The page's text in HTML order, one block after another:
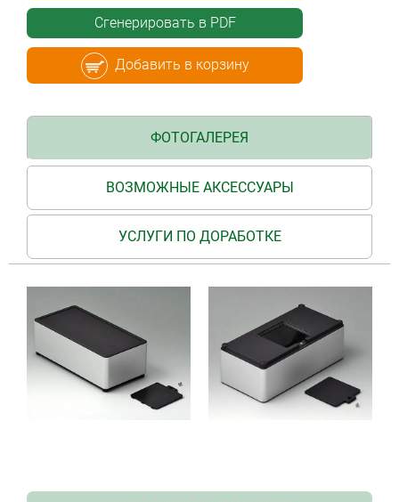
Сгенерировать в PDF
Добавить в корзину
ФОТОГАЛЕРЕЯ
ВОЗМОЖНЫЕ АКСЕССУАРЫ
УСЛУГИ ПО ДОРАБОТКЕ